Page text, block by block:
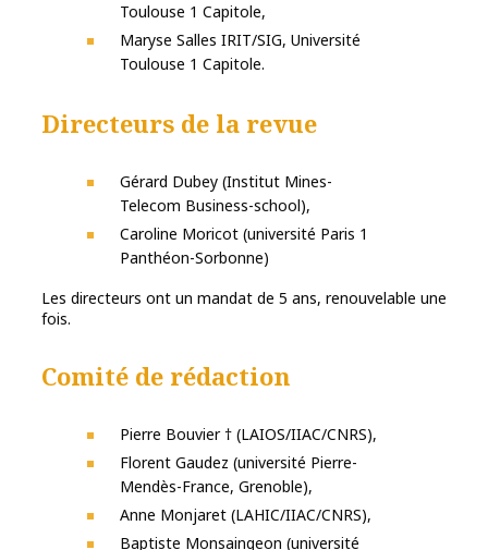
Toulouse 1 Capitole,
Maryse Salles IRIT/SIG, Université
Toulouse 1 Capitole.
Directeurs de la revue
Gérard Dubey (Institut Mines-
Telecom Business-school),
Caroline Moricot (université Paris 1
Panthéon-Sorbonne)
Les directeurs ont un mandat de 5 ans, renouvelable une
fois.
Comité de rédaction
Pierre Bouvier † (LAIOS/IIAC/CNRS),
Florent Gaudez (université Pierre-
Mendès-France, Grenoble),
Anne Monjaret (LAHIC/IIAC/CNRS),
Baptiste Monsaingeon (université